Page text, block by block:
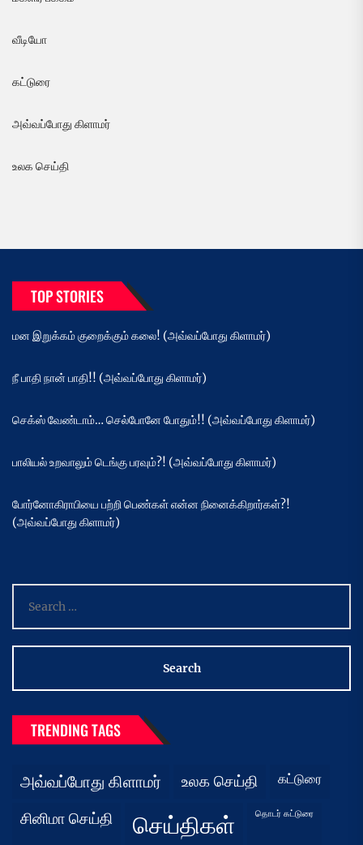
வீடியோ
கட்டுரை
அவ்வப்போது கிளாமர்
உலக செய்தி
TOP STORIES
மன இறுக்கம் குறைக்கும் கலை! (அவ்வப்போது கிளாமர்)
நீ பாதி நான் பாதி!! (அவ்வப்போது கிளாமர்)
செக்ஸ் வேண்டாம்… செல்போனே போதும்!! (அவ்வப்போது கிளாமர்)
பாலியல் உறவாலும் டெங்கு பரவும்?! (அவ்வப்போது கிளாமர்)
போர்னோகிராபியை பற்றி பெண்கள் என்ன நினைக்கிறார்கள்?!
(அவ்வப்போது கிளாமர்)
for:
TRENDING TAGS
அவ்வப்போது கிளாமர் உலக செய்தி கட்டுரை
சினிமா செய்தி செய்திகள் தொடர் கட்டுரை